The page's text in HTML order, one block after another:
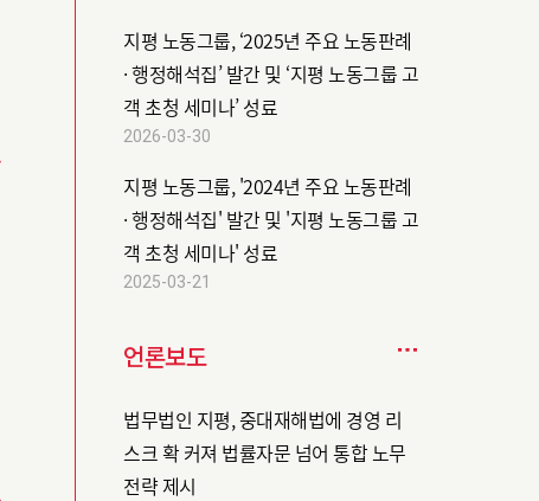
지평 노동그룹, ‘2025년 주요 노동판례
· 행정해석집’ 발간 및 ‘지평 노동그룹 고
객 초청 세미나’ 성료
2026-03-30
지평 노동그룹, '2024년 주요 노동판례
· 행정해석집' 발간 및 '지평 노동그룹 고
객 초청 세미나' 성료
2025-03-21
언론보도
법무법인 지평, 중대재해법에 경영 리
스크 확 커져 법률자문 넘어 통합 노무
전략 제시